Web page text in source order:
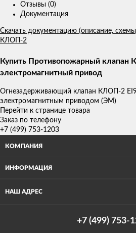
Отзывы (0)
Документация
Скачать документацию (описание,
КЛОП-2
Купить Противопожарный
электромагнитный привод
Огнезадерживающий клапан КЛОП-2
электромагнитным приводом (ЭМ)
Перейти к странице товара
Заказ по телефону
+7 (499) 753-1203
КОМПАНИЯ
ИНФОРМАЦИЯ
НАШ АДРЕС
+7 (499) 753-